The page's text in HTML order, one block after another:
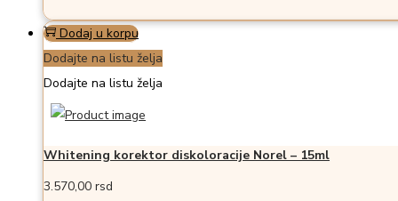
Dodaj u korpu
Dodajte na listu želja
Dodajte na listu želja
Whitening korektor diskoloracije Norel – 15ml
3.570,00 rsd